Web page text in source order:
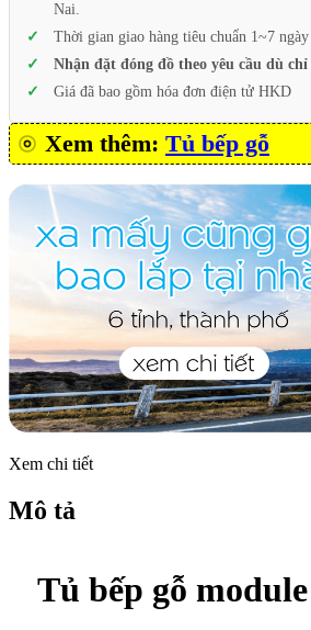
Nai.
Thời gian giao hàng tiêu chuẩn 1~7 ngày
Nhận đặt đóng đồ theo yêu cầu dù
Giá đã bao gồm hóa đơn điện tử HKD
Xem thêm: Tủ bếp gỗ
Xem chi tiết
Mô tả
Tủ bếp gỗ